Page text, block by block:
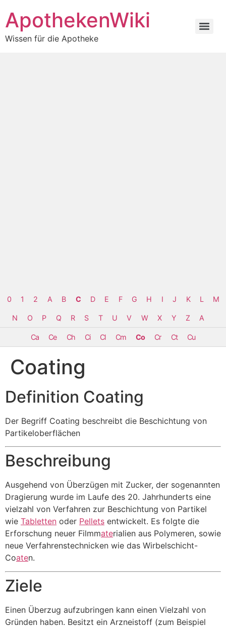
ApothekenWiki
Wissen für die Apotheke
0 1 2 A B C D E F G H I J K L M
N O P Q R S T U V W X Y Z Α
Ca Ce Ch Ci Cl Cm Co Cr Ct Cu
Coating
Definition Coating
Der Begriff Coating beschreibt die Beschichtung von
Partikeloberflächen
Beschreibung
Ausgehend von Überzügen mit Zucker, der sogenannten
Dragierung wurde im Laufe des 20. Jahrhunderts eine
vielzahl von Verfahren zur Beschichtung von Partikel
wie Tabletten oder Pellets entwickelt. Es folgte die
Erforschung neuer Filmmaterialien aus Polymeren, sowie
neue Verfahrenstechnicken wie das Wirbelschicht-
Coaten.
Ziele
Einen Überzug aufzubringen kann einen Vielzahl von
Gründen haben. Besitzt ein Arzneistoff (zum Beispiel